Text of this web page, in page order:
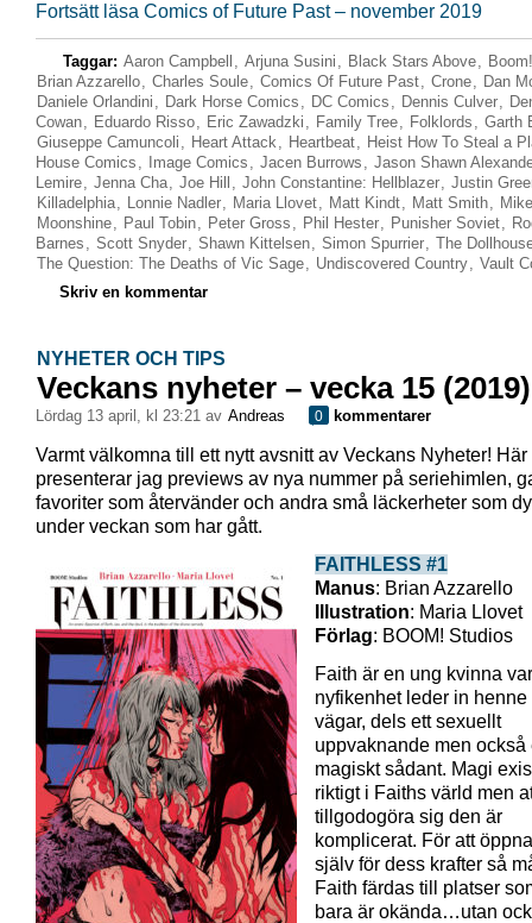
Fortsätt läsa Comics of Future Past – november 2019
Taggar: Aaron Campbell , Arjuna Susini , Black Stars Above,
Brian Azzarello, Charles Soule, Comics Of Future Past, Crone, Dan
Daniele Orlandini , Dark Horse Comics , DC Comics , Dennis Culver,
Cowan, Eduardo Risso, Eric Zawadzki , Family Tree, Folklords , Garth
Giuseppe Camuncoli , Heart Attack, Heartbeat, Heist How To Steal a
House Comics , Image Comics , Jacen Burrows , Jason Shawn
Lemire, Jenna Cha, Joe Hill , John Constantine: Hellblazer, Justin
Killadelphia, Lonnie Nadler, Maria Llovet, Matt Kindt, Matt Smith,
Moonshine, Paul Tobin, Peter Gross , Phil Hester, Punisher Soviet,
Barnes , Scott Snyder, Shawn Kittelsen, Simon Spurrier, The
The Question: The Deaths of Vic Sage, Undiscovered Country, Vault
Skriv en kommentar
NYHETER OCH TIPS
Veckans nyheter – vecka 15 (2019)
lördag 13 april, kl 23:21 av Andreas 0 kommentarer
Varmt välkomna till ett nytt avsnitt av Veckans Nyheter! Här
presenterar jag previews av nya nummer på seriehimlen,
favoriter som återvänder och andra små läckerheter som
under veckan som har gått.
FAITHLESS #1
Manus: Brian Azzarello
Illustration: Maria Llovet
Förlag: BOOM! Studios
Faith är en ung kvinna
nyfikenhet leder in
vägar, dels ett sexuellt
uppvaknande men också
magiskt sådant. Magi
riktigt i Faiths värld men
tillgodogöra sig den är
komplicerat. För att
själv för dess krafter så
Faith färdas till platser
bara är okända…utan